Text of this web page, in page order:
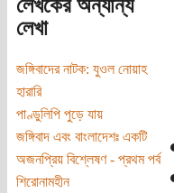
লেখকের অন্যান্য
লেখা
জঙ্গিবাদের নাটক: যুওল নোয়াহ
হারারি
পাণ্ডুলিপি পুড়ে যায়
জঙ্গিবাদ এবং বাংলাদেশঃ একটি
অজনপ্রিয় বিশ্লেষণ - প্রথম পর্ব
শিরোনামহীন